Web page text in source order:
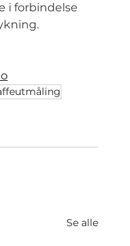
i forbindelse
Se alle